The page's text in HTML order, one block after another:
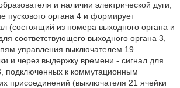
и наличии электрической дуги,
пускового органа 4 и формирует
(состоящий из номера выходного органа и
соответствующего выходного органа 3,
управления выключателем 19
и через выдержку времени - сигнал для
подключенных к коммутационным
присоединений (выключателя 21 ячейки